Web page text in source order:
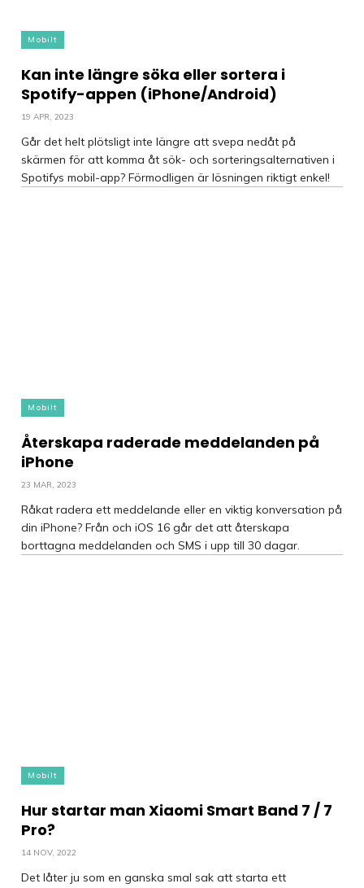
Mobilt
Kan inte längre söka eller sortera i
Spotify-appen (iPhone/Android)
19 APR, 2023
Går det helt plötsligt inte längre att svepa nedåt på
skärmen för att komma åt sök- och sorteringsalternativen i
Spotifys mobil-app? Förmodligen är lösningen riktigt enkel!
Mobilt
Återskapa raderade meddelanden på
iPhone
23 MAR, 2023
Råkat radera ett meddelande eller en viktig konversation på
din iPhone? Från och iOS 16 går det att återskapa
borttagna meddelanden och SMS i upp till 30 dagar.
Mobilt
Hur startar man Xiaomi Smart Band 7 / 7
Pro?
14 NOV, 2022
Det låter ju som en ganska smal sak att starta ett